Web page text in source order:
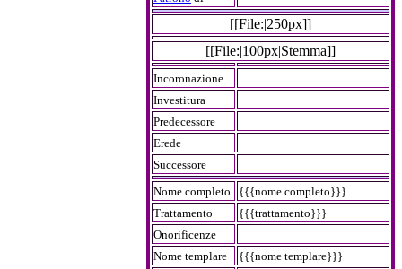
[[File:|250px]]
[[File:|100px|Stemma]]
Incoronazione
Investitura
Predecessore
Erede
Successore
Nome completo
{{{nome completo}}}
Trattamento
{{{trattamento}}}
Onorificenze
Nome templare
{{{nome templare}}}